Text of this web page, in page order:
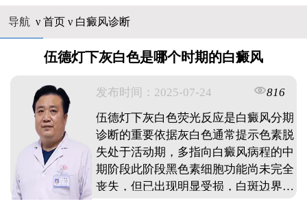
导航 ν 首页ν 白癜风诊断
伍德灯下灰白色是哪个时期的白癜风
发布时间：2025-07-24
816
伍德灯下灰白色荧光反应是白癜风分期
诊断的重要依据灰白色通常提示色素脱
失处于活动期，多指向白癜风病程的中
期阶段此阶段黑色素细胞功能尚未完全
丧失，但已出现明显受损，白斑边界逐